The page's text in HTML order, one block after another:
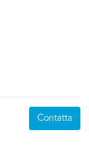
Contatta